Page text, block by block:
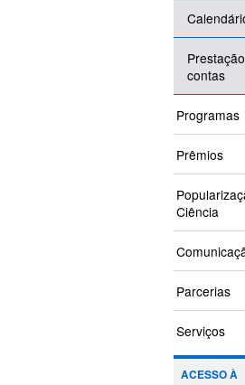
contas
Programas
Prêmios
Ciência
Parcerias
Serviços
ACESSO À